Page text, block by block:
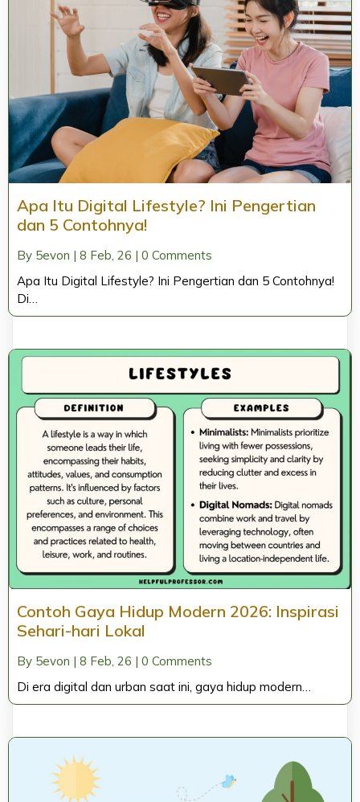
Apa Itu Digital Lifestyle? Ini Pengertian
dan 5 Contohnya!
By 5evon | 8 Feb, 26 | 0 Comments
Apa Itu Digital Lifestyle? Ini Pengertian dan 5 Contohnya!
Di…
Contoh Gaya Hidup Modern 2026: Inspirasi
Sehari-hari Lokal
By 5evon | 8 Feb, 26 | 0 Comments
Di era digital dan urban saat ini, gaya hidup modern…